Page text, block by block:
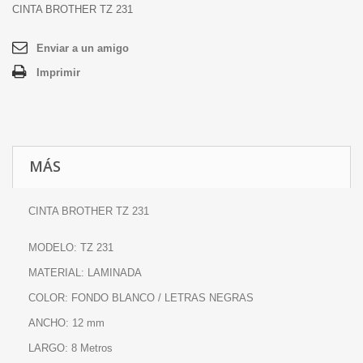
CINTA BROTHER TZ 231
Enviar a un amigo
Imprimir
MÁS
CINTA BROTHER TZ 231
MODELO: TZ 231
MATERIAL: LAMINADA
COLOR: FONDO BLANCO / LETRAS NEGRAS
ANCHO: 12 mm
LARGO: 8 Metros